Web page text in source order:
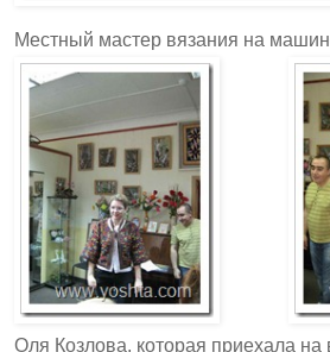
Местный мастер вязания на
Оля Козлова, которая приехала на